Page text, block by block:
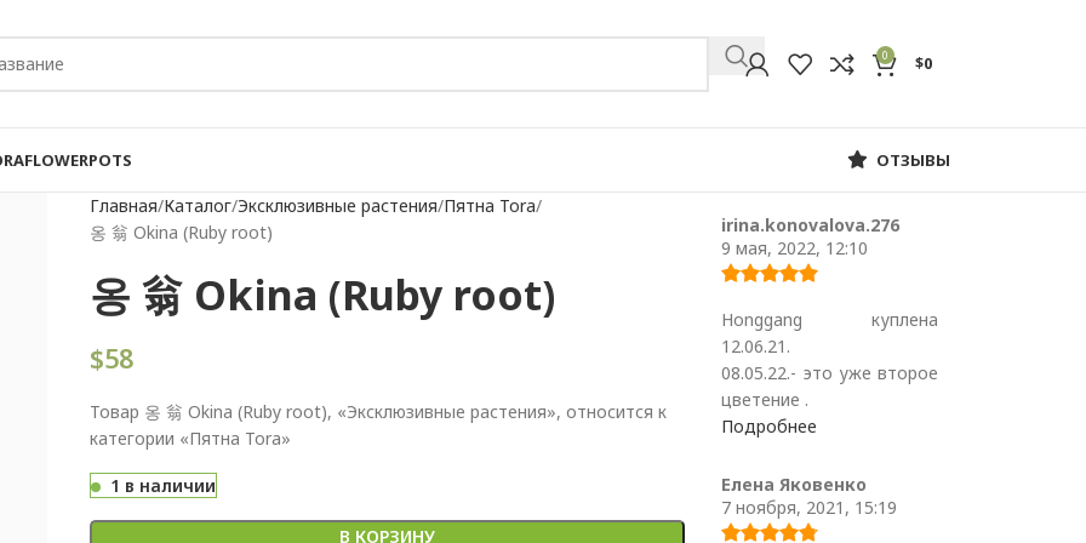
0 $0
FLOWERPOTS ОТЗЫВЫ
Главная Каталог Эксклюзивные растения Пятна Tora
옹 翁 Okina (Ruby root)
옹 翁 Okina (Ruby root)
$58
Товар 옹 翁 Okina (Ruby root), «Эксклюзивные растения», относится к
категории «Пятна Tora»
1 в наличии
В КОРЗИНУ
irina.konovalova.276
9 мая, 2022, 12:10
Honggang куплена
12.06.21.
08.05.22.- это уже второе
цветение .
Подробнее
Елена Яковенко
7 ноября, 2021, 15:19